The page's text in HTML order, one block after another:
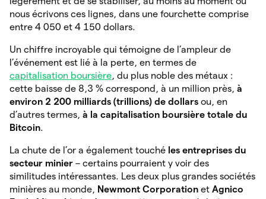
nous écrivons ces lignes, dans une fourchette comprise
entre 4 050 et 4 150 dollars.
Un chiffre incroyable qui témoigne de l’ampleur de
l’événement est lié à la perte, en termes de
capitalisation boursière, du plus noble des métaux :
cette baisse de 8,3 % correspond, à un million près, à
environ 2 200 milliards (trillions) de dollars ou, en
d’autres termes, à la capitalisation boursière totale du
Bitcoin.
La chute de l’or a également touché les entreprises du
secteur minier – certains pourraient y voir des
similitudes intéressantes. Les deux plus grandes sociétés
minières au monde, Newmont Corporation et Agnico